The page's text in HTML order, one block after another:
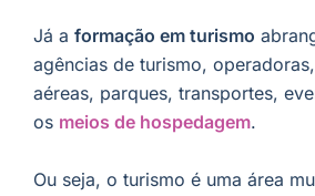
Já a formação em turismo
agências de turismo,
aéreas, parques, transportes,
os meios de hospedagem.
Ou seja, o turismo é uma área